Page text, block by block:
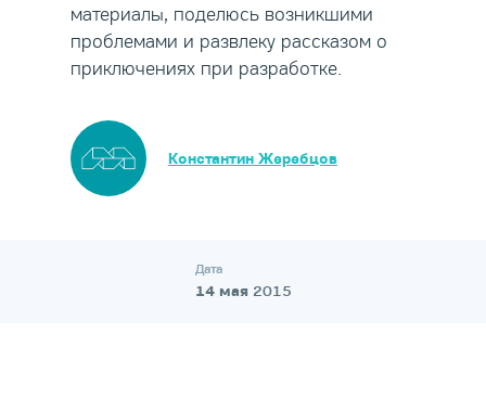
материалы, поделюсь возникшими
проблемами и развлеку рассказом о
приключениях при разработке.
Константин Жеребцов
Дата
14 мая 2015